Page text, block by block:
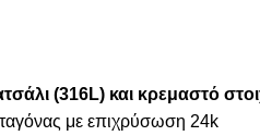
(316L) και κρεμαστό
με επιχρύσωση 24k